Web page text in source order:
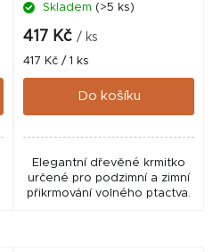
Skladem (>5 ks)
417 Kč / ks
Měrná
cena:
417 Kč / 1 ks
Do košíku
Elegantní dřevěné krmitko
určené pro podzimní a zimní
přikrmování volného ptactva.